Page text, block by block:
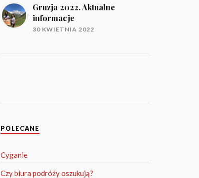
Gruzja 2022. Aktualne
informacje
30 KWIETNIA 2022
POLECANE
Cyganie
Czy biura podróży oszukują?